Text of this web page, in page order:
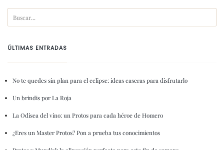
ÚLTIMAS ENTRADAS
No te quedes sin plan para el eclipse: ideas caseras para disfrutarlo
Un brindis por La Roja
La Odisea del vino: un Protos para cada héroe de Homero
¿Eres un Master Protos? Pon a prueba tus conocimientos